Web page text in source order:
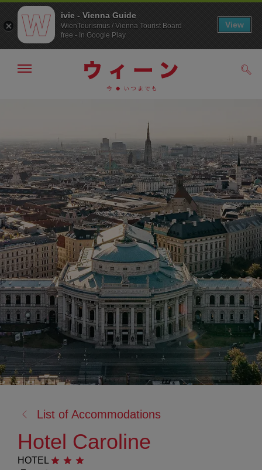
へ
ジ
の
ト
ッ
プ
へ
メ
非
表
示
る:
List of Accommodations
Hotel Caroline
HOTEL 星3つ
ivie - Vienna Guide
WienTourismus / Vienna Tourist Board
free - In Google Play
View